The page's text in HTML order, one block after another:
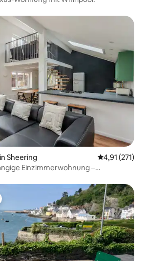
Sheering
4,91 (271)
Einzimmerwohnung –